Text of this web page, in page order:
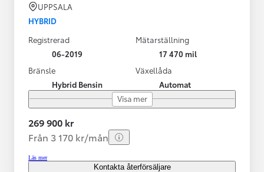
UPPSALA
HYBRID
Registrerad
06-2019
Mätarställning
17 470 mil
Bränsle
Hybrid Bensin
Växellåda
Automat
Visa mer
269 900 kr
Från 3 170 kr/mån
Läs mer
Kontakta återförsäljare